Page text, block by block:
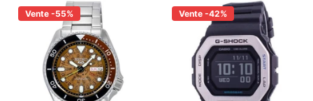
Vente -55% Vente -42%